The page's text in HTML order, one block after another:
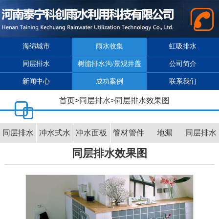
海绵城市 雨水收集 虹吸排水
同层排水 树脂排水沟/景观井盖 公司简介
新闻中心 成功案例 联系我们
首页>同层排水>同层排水效果图
同层排水 冲水式水 冲水面板 管材管件 地漏 同层排水
同层排水效果图